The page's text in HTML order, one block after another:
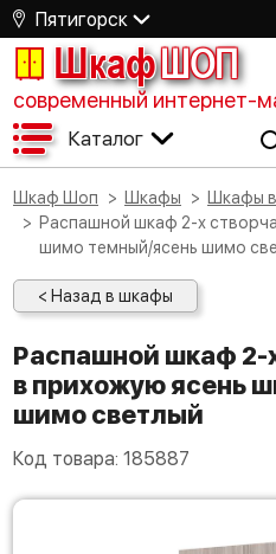
Пятигорск
ШкафШОП
современный интернет-
Каталог
Шкаф Шоп Шкафы
Шкафы
Распашной шкаф 2-х створчатый Дуэт в прихожую ясень
шимо темный/ясень шимо
< Назад в шкафы
Распашной шкаф 2-х створчатый Дуэт
в прихожую ясень
шимо светлый
Код товара: 185887